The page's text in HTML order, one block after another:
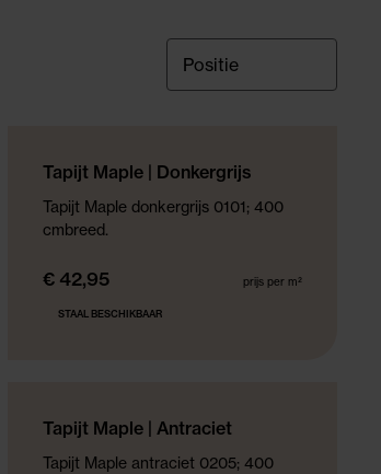
NIEUWE COLLECTIE
Tapijt Maple | Donkergrijs
Tapijt Maple donkergrijs 0101; 400
cmbreed.
€ 42,95 prijs per m²
STAAL BESCHIKBAAR
NIEUWE COLLECTIE
Tapijt Maple | Antraciet
Tapijt Maple antraciet 0205; 400